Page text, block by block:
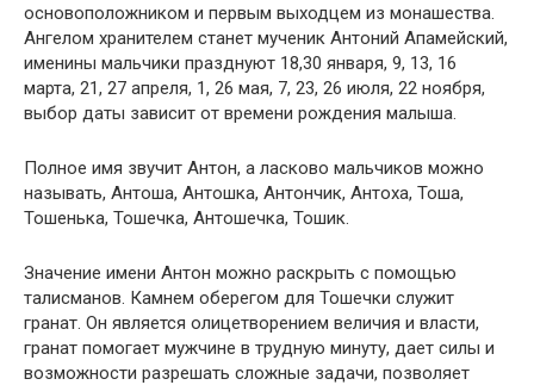
основоположником и первым выходцем из монашества.
Ангелом хранителем станет мученик Антоний Апамейский,
именины мальчики празднуют 18,30 января, 9, 13, 16
марта, 21, 27 апреля, 1, 26 мая, 7, 23, 26 июля, 22 ноября,
выбор даты зависит от времени рождения малыша.
Полное имя звучит Антон, а ласково мальчиков можно
называть, Антоша, Антошка, Антончик, Антоха, Тоша,
Тошенька, Тошечка, Антошечка, Тошик.
Значение имени Антон можно раскрыть с помощью
талисманов. Камнем оберегом для Тошечки служит
гранат. Он является олицетворением величия и власти,
гранат помогает мужчине в трудную минуту, дает силы и
возможности разрешать сложные задачи, позволяет